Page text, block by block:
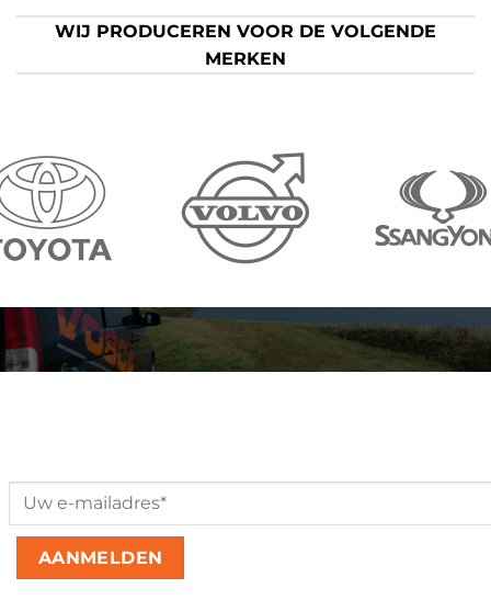
WIJ PRODUCEREN VOOR DE VOLGENDE
MERKEN
Please leave this field empty.